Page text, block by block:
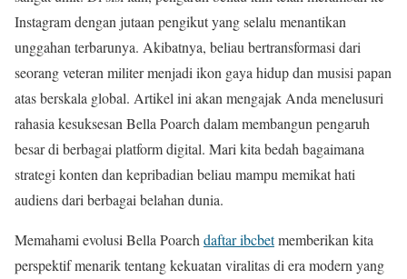
Instagram dengan jutaan pengikut yang selalu menantikan
unggahan terbarunya. Akibatnya, beliau bertransformasi dari
seorang veteran militer menjadi ikon gaya hidup dan musisi papan
atas berskala global. Artikel ini akan mengajak Anda menelusuri
rahasia kesuksesan Bella Poarch dalam membangun pengaruh
besar di berbagai platform digital. Mari kita bedah bagaimana
strategi konten dan kepribadian beliau mampu memikat hati
audiens dari berbagai belahan dunia.
Memahami evolusi Bella Poarch daftar ibcbetmemberikan kita
perspektif menarik tentang kekuatan viralitas di era modern yang